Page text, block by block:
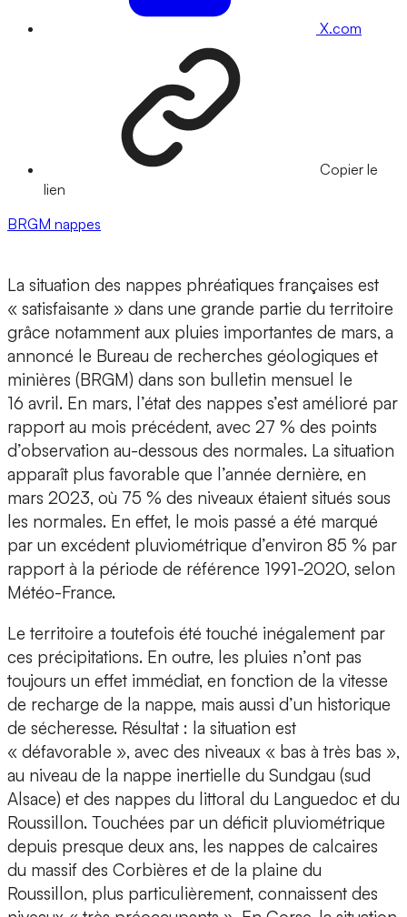
X.com
Copier le
lien
BRGM nappes
La situation des nappes phréatiques françaises est
« satisfaisante » dans une grande partie du territoire
grâce notamment aux pluies importantes de mars, a
annoncé le Bureau de recherches géologiques et
minières (BRGM) dans son bulletin mensuel le
16 avril. En mars, l’état des nappes s’est amélioré par
rapport au mois précédent, avec 27 % des points
d’observation au-dessous des normales. La situation
apparaît plus favorable que l’année dernière, en
mars 2023, où 75 % des niveaux étaient situés sous
les normales. En effet, le mois passé a été marqué
par un excédent pluviométrique d’environ 85 % par
rapport à la période de référence 1991-2020, selon
Météo-France.
Le territoire a toutefois été touché inégalement par
ces précipitations. En outre, les pluies n’ont pas
toujours un effet immédiat, en fonction de la vitesse
de recharge de la nappe, mais aussi d’un historique
de sécheresse. Résultat : la situation est
« défavorable », avec des niveaux « bas à très bas »,
au niveau de la nappe inertielle du Sundgau (sud
Alsace) et des nappes du littoral du Languedoc et du
Roussillon. Touchées par un déficit pluviométrique
depuis presque deux ans, les nappes de calcaires
du massif des Corbières et de la plaine du
Roussillon, plus particulièrement, connaissent des